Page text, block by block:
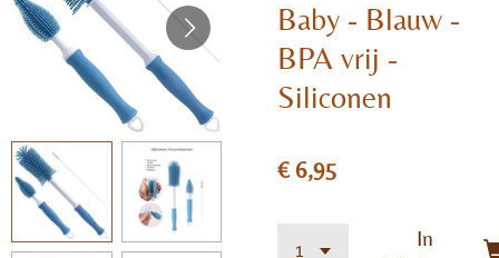
Baby - Blauw -
BPA vrij -
Siliconen
€ 6,95
In